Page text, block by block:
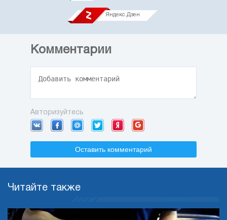
Яндекс.Дзен
Комментарии
Авторизуйтесь
Оставить комментарий
Читайте также